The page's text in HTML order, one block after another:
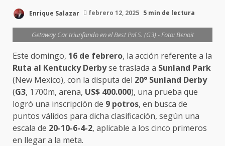
Enrique Salazar febrero 12, 2025 5 min de lectura
Getaway Car triunfando en el Best Pal S. (G3) - Foto: Benoit
Este domingo, 16 de febrero, la acción referente a la
Ruta al Kentucky Derbyse traslada a Sunland Park
(New Mexico), con la disputa del 20° Sunland Derby
(G3, 1700m, arena, US$ 400.000), una prueba que
logró una inscripción de 9 potros, en busca de
puntos válidos para dicha clasificación, según una
escala de 20-10-6-4-2, aplicable a los cinco primeros
en llegar a la meta.